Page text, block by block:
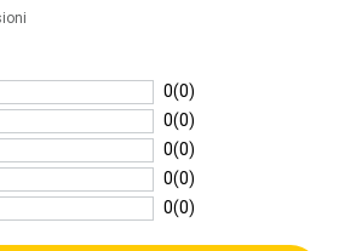
0(0)
0(0)
0(0)
0(0)
0(0)